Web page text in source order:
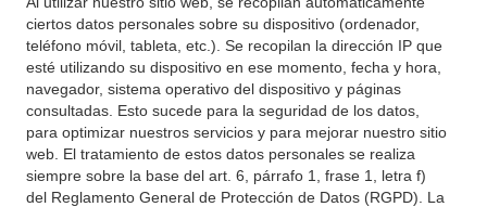
ciertos datos personales sobre su dispositivo (ordenador,
teléfono móvil, tableta, etc.). Se recopilan la dirección IP que
esté utilizando su dispositivo en ese momento, fecha y hora,
navegador, sistema operativo del dispositivo y páginas
consultadas. Esto sucede para la seguridad de los datos,
para optimizar nuestros servicios y para mejorar nuestro sitio
web. El tratamiento de estos datos personales se realiza
siempre sobre la base del art. 6, párrafo 1, frase 1, letra f)
del Reglamento General de Protección de Datos (RGPD). La